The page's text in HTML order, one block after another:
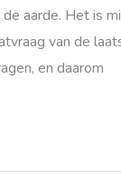
aarde. Het is
van de
en daarom